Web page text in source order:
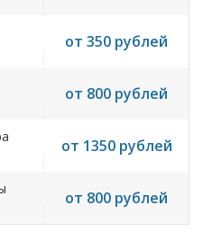
от 350 рублей
от 800 рублей
от 1350 рублей
от 800 рублей